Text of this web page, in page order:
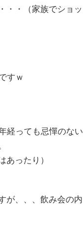
・・（家族でショッ
すｗ
経っても忌憚のない
あったり）
が、、、飲み会の内